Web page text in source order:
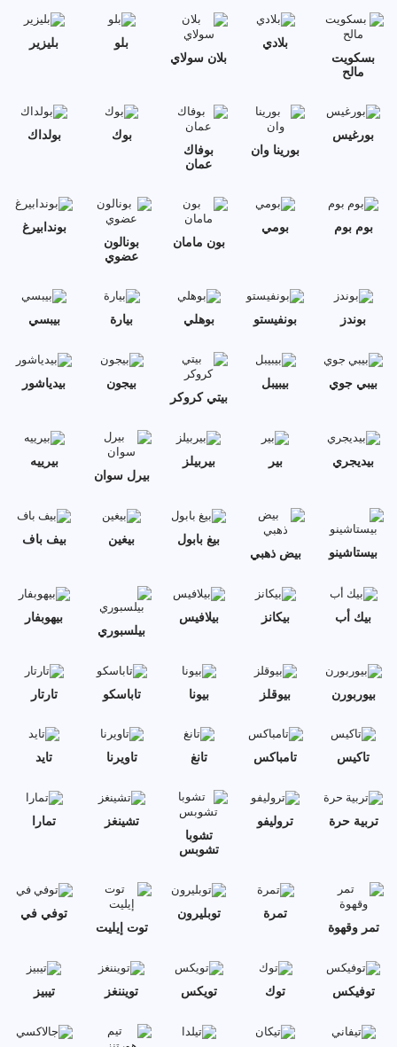
بسكويت
مالح
بلادي
بلان سولاي
بلو بليزير
بورغيس
بورينا وان
بوفاك
عمان
بوك بولداك
بوم بوم
بومي
بون مامان
بونالون
عضوي
بوندابيرغ
بوندز بونفيستو بوهلي بيارة بيبسي
بيبي جوي
بيبيبل
بيتي كروكر
بيجون بيدياشور
بيديجري بير
بيربيلز
بيرل سوان
بيرييه
بيستاشينو بيض ذهبي
بيغ بابول بيغين بيف باف
بيك أب بيكانز
بيلافيس
بيلسبوري
بيهوبفار
بيوربورن بيوقلز بيونا تاباسكو تارتار
تاكيس تامباكس تانغ تاويرنا تايد
تربية حرة
تروليفو
تشوبا
تشوبس
تشينغز تمارا
تمر وقهوة
تمرة
توبليرون
توت إيليت
توفي في
توفيكس توك تويكس تويننغز تيبيز